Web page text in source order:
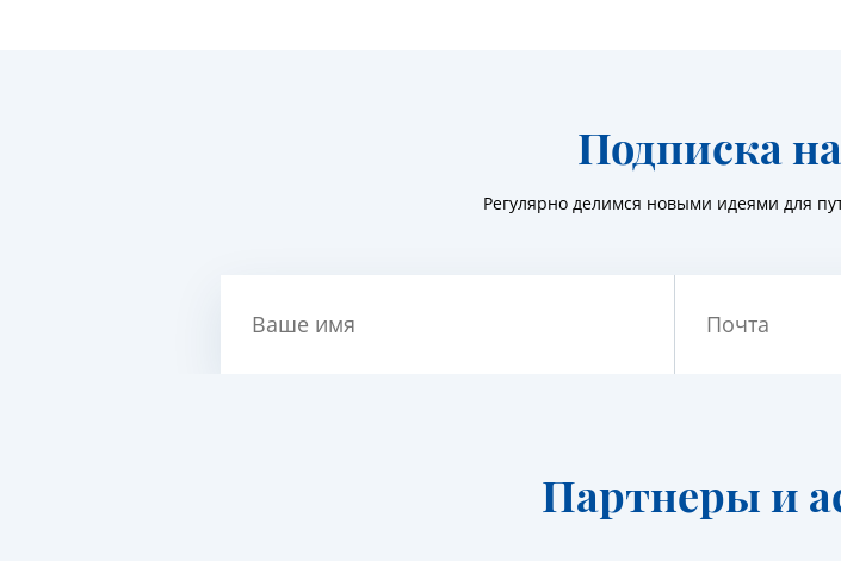
Подписка
Регулярно делимся новыми идеями для
Ваше имя Почта
Партнеры и